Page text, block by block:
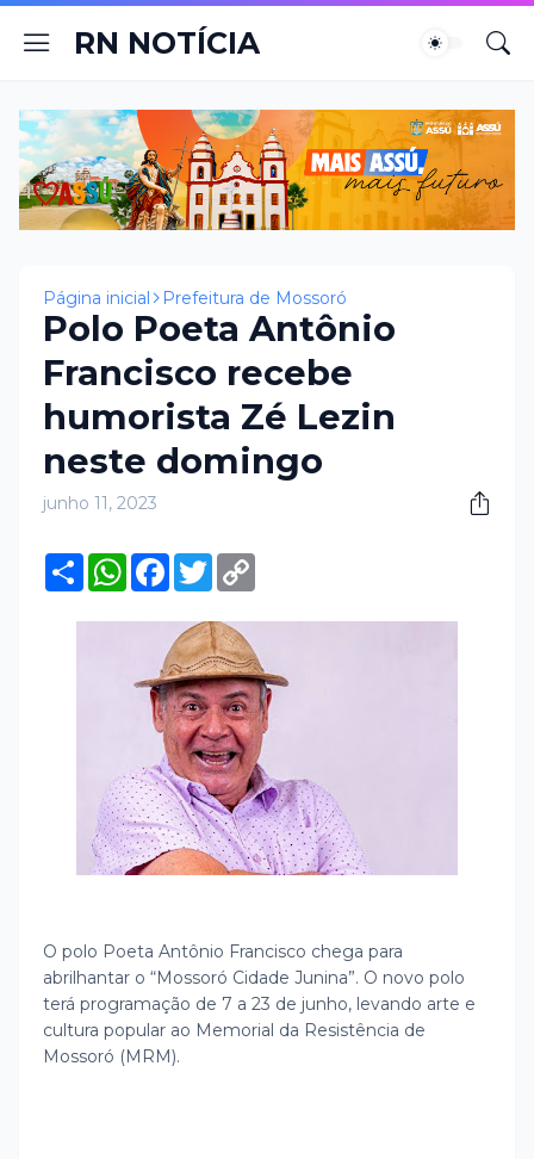
RN NOTÍCIA
Página inicial Prefeitura de Mossoró
Polo Poeta Antônio
Francisco recebe
humorista Zé Lezin
neste domingo
junho 11, 2023
S
h
r
W
h
t
p
F
e
b
o
o
k
T
w
t
t
e
r
y
i
n
k
O polo Poeta Antônio Francisco chega para
abrilhantar o “Mossoró Cidade Junina”. O novo polo
terá programação de 7 a 23 de junho, levando arte e
cultura popular ao Memorial da Resistência de
Mossoró (MRM).